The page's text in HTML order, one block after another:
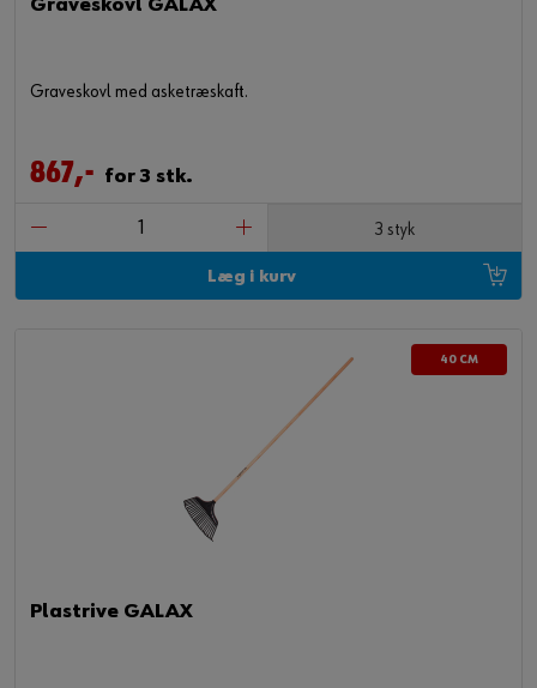
Graveskovl GALAX
Graveskovl med asketræskaft.
867,- for 3 stk.
3 styk
Læg i kurv
40 CM
Plastrive GALAX